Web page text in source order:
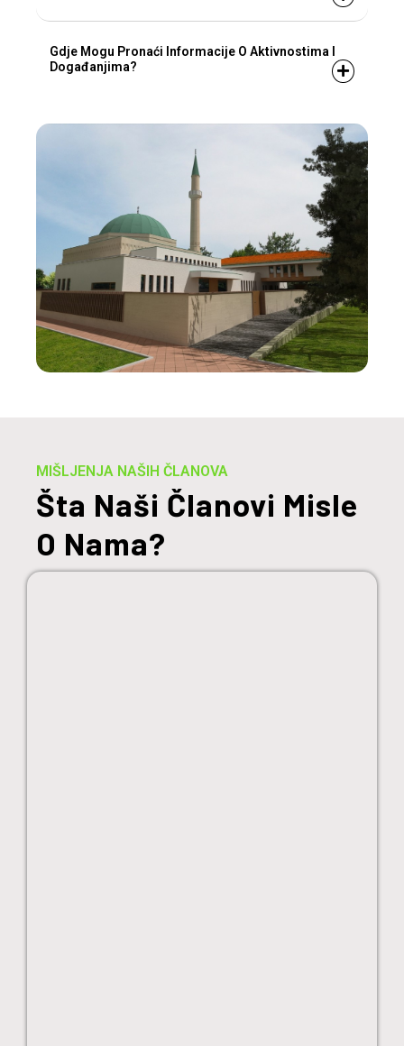
Gdje Mogu Pronaći Informacije O Aktivnostima I
Događanjima?
MIŠLJENJA NAŠIH ČLANOVA
Šta Naši Članovi Misle
O Nama?